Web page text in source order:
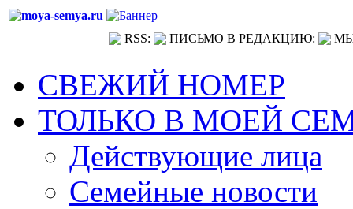
RSS: ПИСЬМО В РЕДАКЦИЮ:
СВЕЖИЙ НОМЕР
ТОЛЬКО В МОЕЙ
Действующие лица
Семейные новости